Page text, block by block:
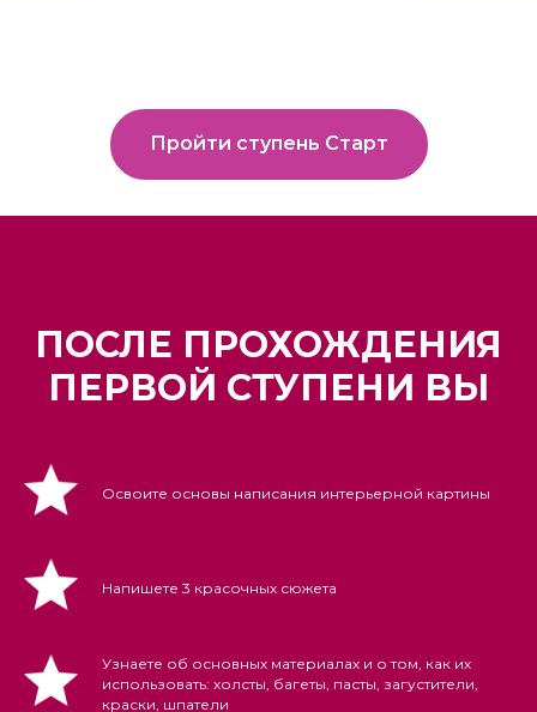
Пройти ступень Старт
ПОСЛЕ ПРОХОЖДЕНИЯ
ПЕРВОЙ СТУПЕНИ ВЫ
Освоите основы написания интерьерной картины
Напишете 3 красочных сюжета
Узнаете об основных материалах и о том, как их
использовать: холсты, багеты, пасты, загустители,
краски, шпатели